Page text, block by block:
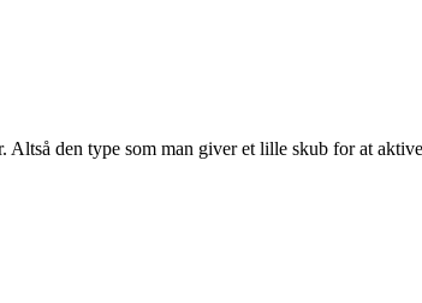
den type som man giver et lille skub for at